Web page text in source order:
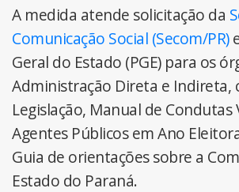
A medida atende solicitação da
Comunicação Social (Secom/PR)
Geral do Estado (PGE) para os
Administração Direta e Indireta,
Legislação, Manual de Condutas
Agentes Públicos em Ano
Guia de orientações sobre a
Estado do Paraná.